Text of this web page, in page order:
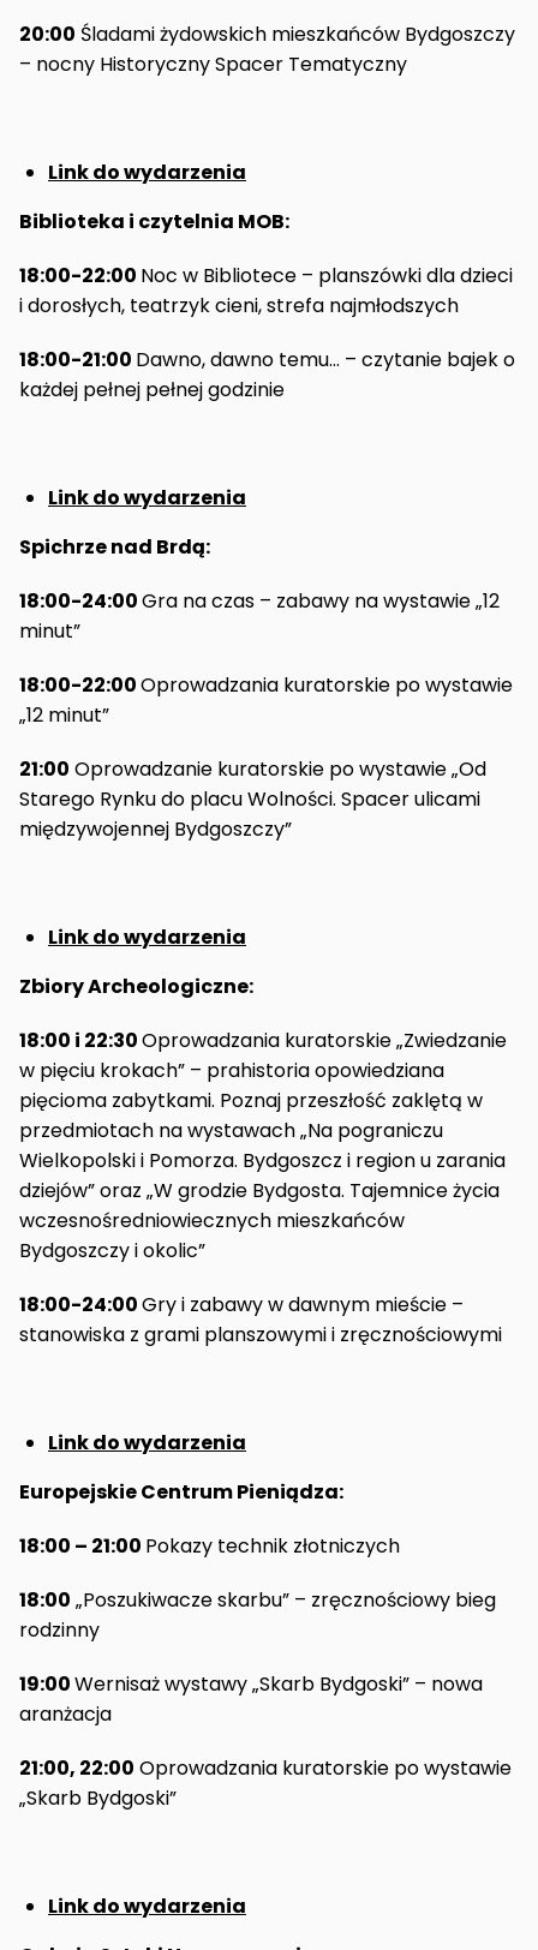
20:00 Śladami żydowskich mieszkańców Bydgoszczy
– nocny Historyczny Spacer Tematyczny
Link do wydarzenia
Biblioteka i czytelnia MOB:
18:00-22:00 Noc w Bibliotece – planszówki dla dzieci
i dorosłych, teatrzyk cieni, strefa najmłodszych
18:00-21:00 Dawno, dawno temu… – czytanie bajek o
każdej pełnej pełnej godzinie
Link do wydarzenia
Spichrze nad Brdą:
18:00-24:00Gra na czas – zabawy na wystawie „12
minut”
18:00-22:00Oprowadzania kuratorskie po wystawie
„12 minut”
21:00 Oprowadzanie kuratorskie po wystawie „Od
Starego Rynku do placu Wolności. Spacer ulicami
międzywojennej Bydgoszczy”
Link do wydarzenia
Zbiory Archeologiczne:
18:00 i 22:30Oprowadzania kuratorskie „Zwiedzanie
w pięciu krokach” – prahistoria opowiedziana
pięcioma zabytkami. Poznaj przeszłość zaklętą w
przedmiotach na wystawach „Na pograniczu
Wielkopolski i Pomorza. Bydgoszcz i region u zarania
dziejów” oraz „W grodzie Bydgosta. Tajemnice życia
wczesnośredniowiecznych mieszkańców
Bydgoszczy i okolic”
18:00-24:00Gry i zabawy w dawnym mieście –
stanowiska z grami planszowymi i zręcznościowymi
Link do wydarzenia
Europejskie Centrum Pieniądza:
18:00 – 21:00 Pokazy technik złotniczych
18:00 „Poszukiwacze skarbu” – zręcznościowy bieg
rodzinny
19:00Wernisaż wystawy „Skarb Bydgoski” – nowa
aranżacja
21:00, 22:00 Oprowadzania kuratorskie po wystawie
„Skarb Bydgoski”
Link do wydarzenia